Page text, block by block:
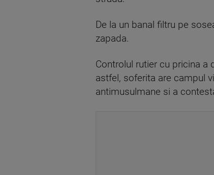
De la un banal filtru pe
zapada.
Controlul rutier cu pricina a
astfel, soferita are campul
antimusulmane si a